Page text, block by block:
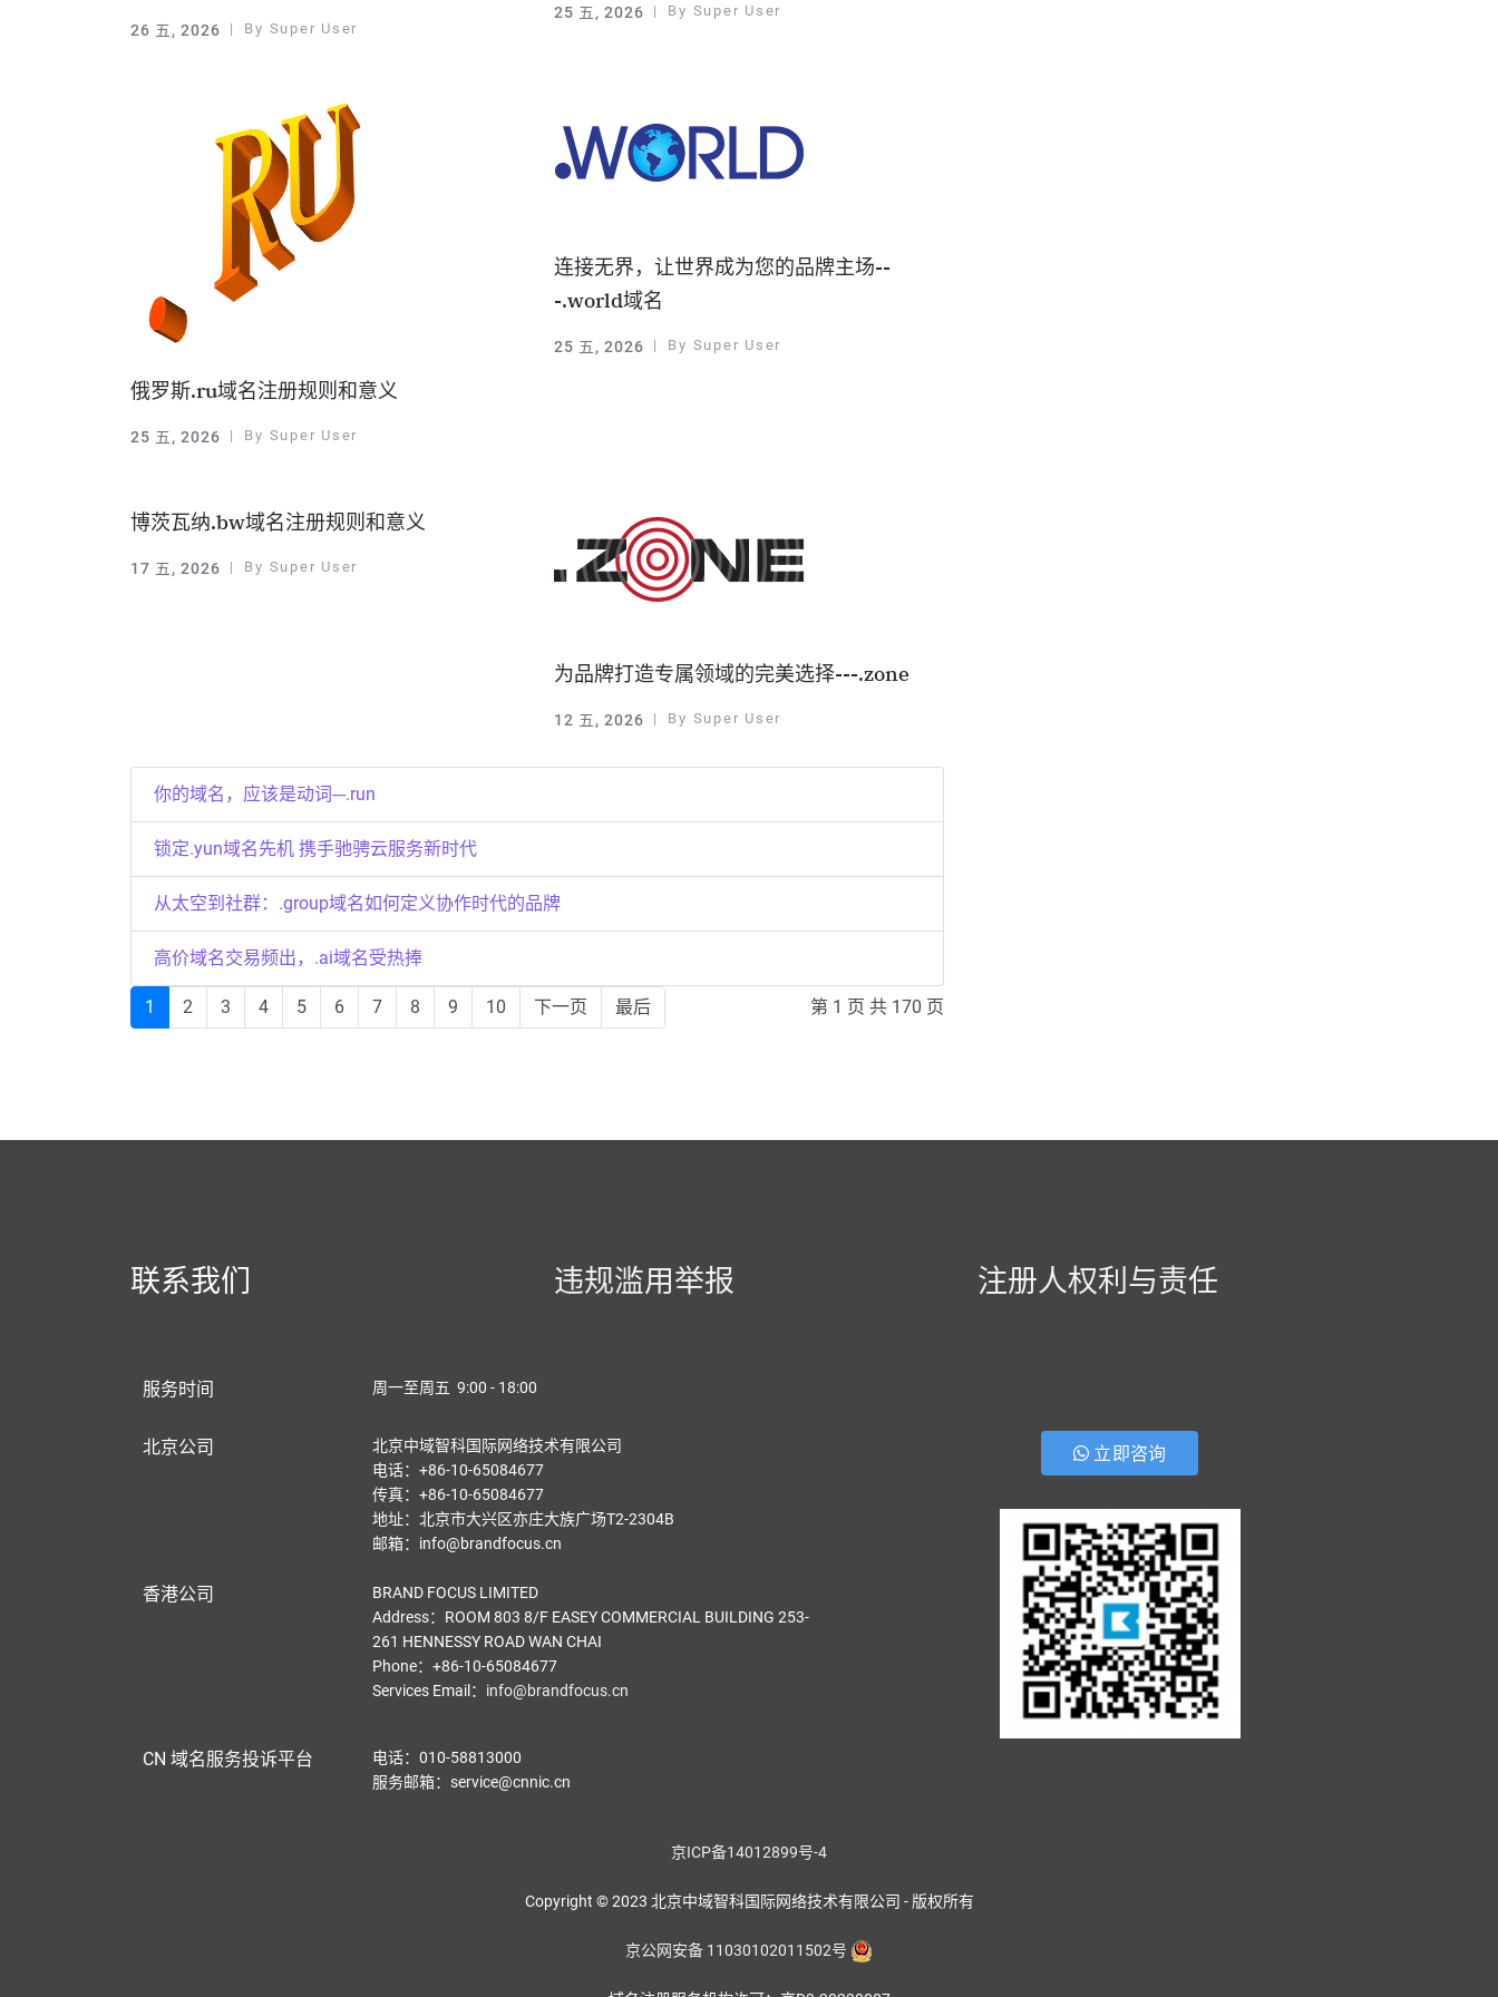
26 五, 2026 By Super User
25 五, 2026 By Super User
俄罗斯.ru域名注册规则和意义
25 五, 2026 By Super User
连接无界，让世界成为您的品牌主场--
-.world域名
25 五, 2026 By Super User
博茨瓦纳.bw域名注册规则和意义
17 五, 2026 By Super User
为品牌打造专属领域的完美选择---.zone
12 五, 2026 By Super User
你的域名，应该是动词---.run
锁定.yun域名先机 携手驰骋云服务新时代
从太空到社群：.group域名如何定义协作时代的品牌
高价域名交易频出，.ai域名受热捧
1 2 3 4 5 6 7 8 9 10 下一页 最后 第 1 页 共 170 页
联系我们 违规滥用举报 注册人权利与责任
服务时间 周一至周五 9:00 - 18:00
北京公司
北京中域智科国际网络技术有限公司
电话：+86-10-65084677
传真：+86-10-65084677
地址：北京市大兴区亦庄大族广场T2-2304B
邮箱：info@brandfocus.cn
香港公司
BRAND FOCUS LIMITED
Address：ROOM 803 8/F EASEY COMMERCIAL BUILDING 253-
261 HENNESSY ROAD WAN CHAI
Phone：+86-10-65084677
Services Email ： info@brandfocus.cn
CN 域名服务投诉平台
电话：010-58813000
服务邮箱：service@cnnic.cn
立即咨询
京ICP备14012899号-4
Copyright © 2023 北京中域智科国际网络技术有限公司 - 版权所有
京公网安备 11030102011502号